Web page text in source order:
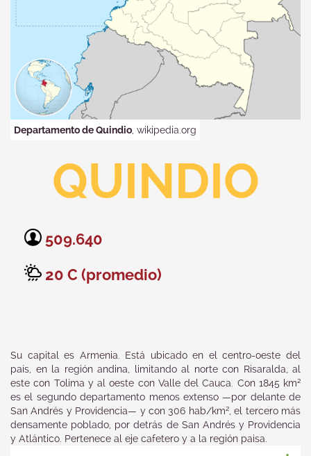
Departamento de Quindio , wikipedia.org
QUINDIO
509.640
20 C (promedio)
Su capital es Armenia. Está ubicado en el centro-oeste del
país, en la región andina, limitando al norte con Risaralda, al
este con Tolima y al oeste con Valle del Cauca. Con 1845 km²
es el segundo departamento menos extenso —por delante de
San Andrés y Providencia— y con 306 hab/km², el tercero más
densamente poblado, por detrás de San Andrés y Providencia
y Atlántico. Pertenece al eje cafetero y a la región paisa.